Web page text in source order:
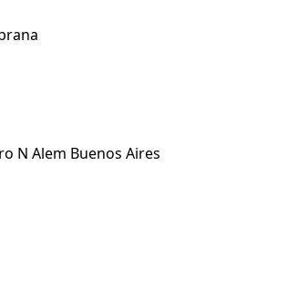
N Alem Buenos Aires